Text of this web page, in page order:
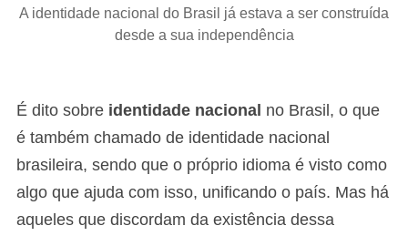
A identidade nacional do Brasil já estava a ser construída
desde a sua independência
É dito sobre identidade nacional no Brasil, o que
é também chamado de identidade nacional
brasileira, sendo que o próprio idioma é visto como
algo que ajuda com isso, unificando o país. Mas há
aqueles que discordam da existência dessa